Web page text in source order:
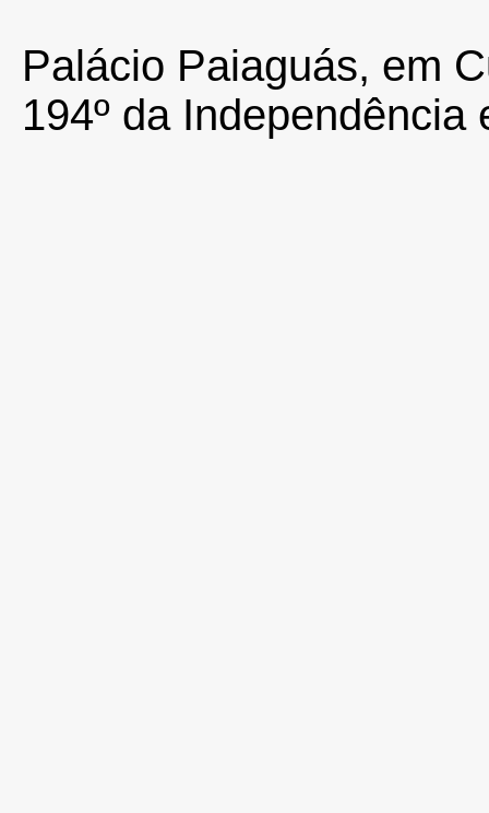
Palácio Paiaguás, em
194º da Independência